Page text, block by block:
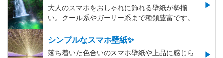
大人のスマホをおしゃれに飾れる壁紙が勢揃
い。クール系やガーリー系まで種類豊富です。
シンプルなスマホ壁紙✨
落ち着いた色合いのスマホ壁紙や上品に感じら